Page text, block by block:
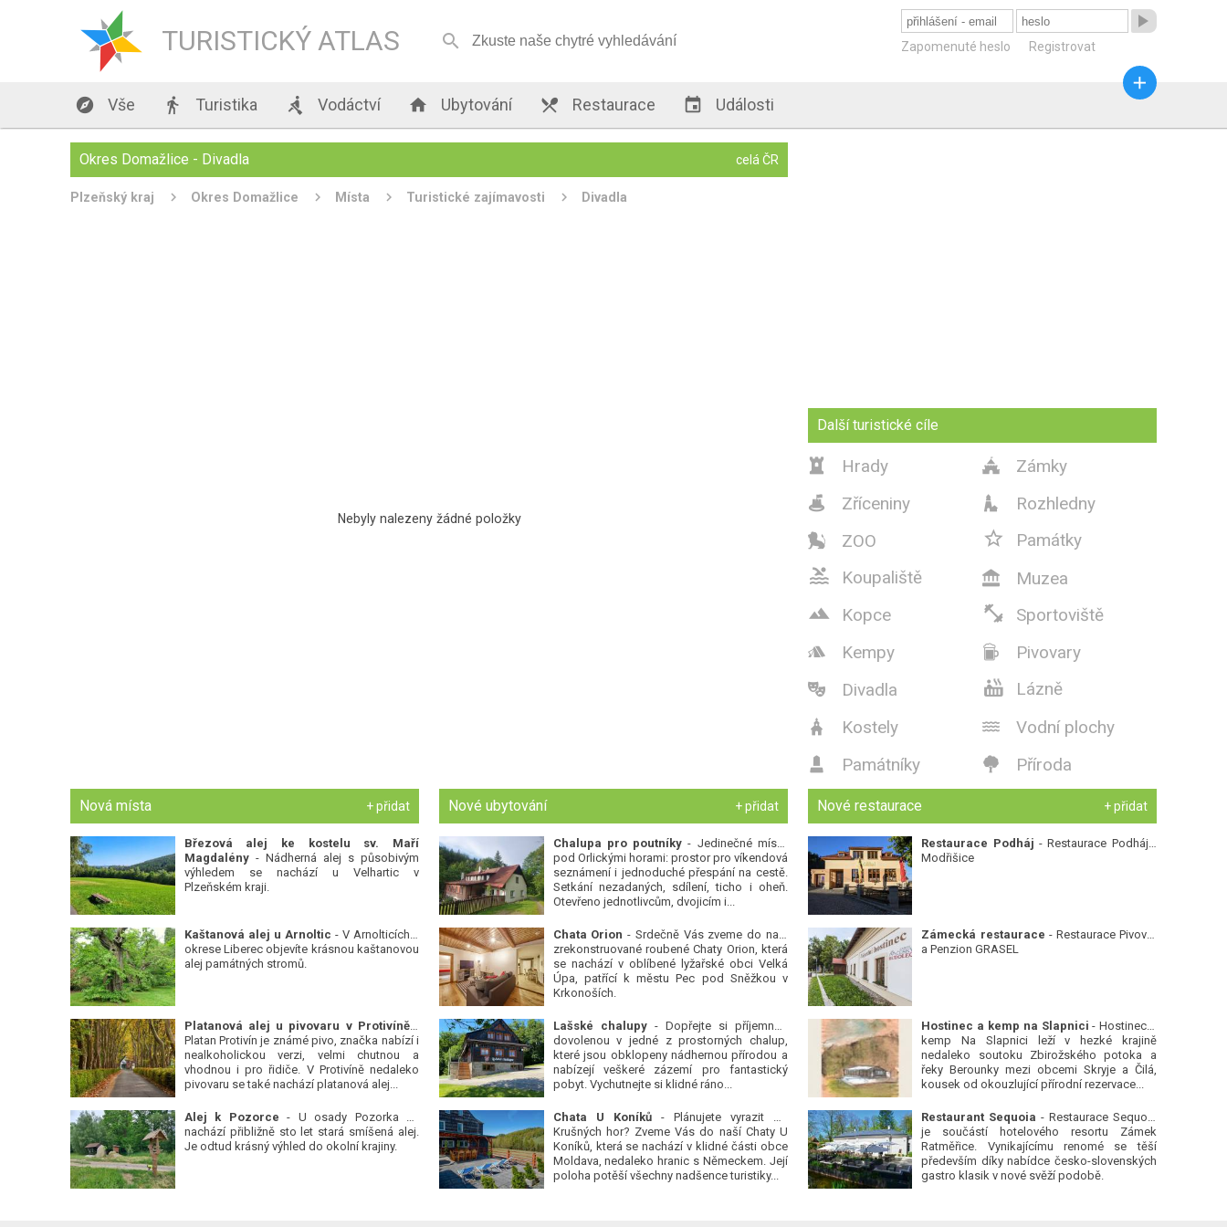
TURISTICKÝ ATLAS 

Zapomenuté heslo Registrovat
 Vše  Turistika  Vodáctví  Ubytování  Restaurace  Události

Okres Domažlice - Divadla celá ČR
Plzeňský kraj Okres Domažlice Místa Turistické zajímavosti Divadla
Nebyly nalezeny žádné položky
Další turistické cíle
 Hrady  Zámky
 Zříceniny  Rozhledny
 ZOO  Památky
 Koupaliště  Muzea
 Kopce  Sportoviště
 Kempy  Pivovary
 Divadla  Lázně
 Kostely  Vodní plochy
 Památníky  Příroda
Nová místa + přidat
Březová alej ke kostelu sv. Maří
Magdalény- Nádherná alej s působivým
výhledem se nachází u Velhartic v
Plzeňském kraji.
Kaštanová alej u Arnoltic - V Arnolticích v
okrese Liberec objevíte krásnou kaštanovou
alej památných stromů.
Platanová alej u pivovaru v Protivíně-
Platan Protivín je známé pivo, značka nabízí i
nealkoholickou verzi, velmi chutnou a
vhodnou i pro řidiče. V Protivíně nedaleko
pivovaru se také nachází platanová alej...
Alej k Pozorce - U osady Pozorka se
nachází přibližně sto let stará smíšená alej.
Je odtud krásný výhled do okolní krajiny.
Nové ubytování + přidat
Chalupa pro poutníky - Jedinečné místo
pod Orlickými horami: prostor pro víkendová
seznámení i jednoduché přespání na cestě.
Setkání nezadaných, sdílení, ticho i oheň.
Otevřeno jednotlivcům, dvojicím i...
Chata Orion - Srdečně Vás zveme do naší
zrekonstruované roubené Chaty Orion, která
se nachází v oblíbené lyžařské obci Velká
Úpa, patřící k městu Pec pod Sněžkou v
Krkonoších.
Lašské chalupy- Dopřejte si příjemnou
dovolenou v jedné z prostorných chalup,
které jsou obklopeny nádhernou přírodou a
nabízejí veškeré zázemí pro fantastický
pobyt. Vychutnejte si klidné ráno...
Chata U Koníků- Plánujete vyrazit do
Krušných hor? Zveme Vás do naší Chaty U
Koníků, která se nachází v klidné části obce
Moldava, nedaleko hranic s Německem. Její
poloha potěší všechny nadšence turistiky...
Nové restaurace + přidat
Restaurace Podháj - Restaurace Podháj -
Modřišice
Zámecká restaurace - Restaurace Pivovar
a Penzion GRASEL
Hostinec a kemp na Slapnici - Hostinec a
kemp Na Slapnici leží v hezké krajině
nedaleko soutoku Zbirožského potoka a
řeky Berounky mezi obcemi Skryje a Čilá,
kousek od okouzlující přírodní rezervace...
Restaurant Sequoia - Restaurace Sequoia
je součástí hotelového resortu Zámek
Ratměřice. Vynikajícímu renomé se těší
především díky nabídce česko-slovenských
gastro klasik v nové svěží podobě.